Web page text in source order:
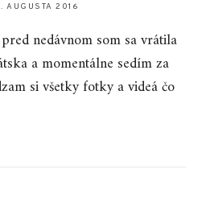
AUGUSTA 2016
nedávnom som sa vrátila
a momentálne sedím za
si všetky fotky a videá čo